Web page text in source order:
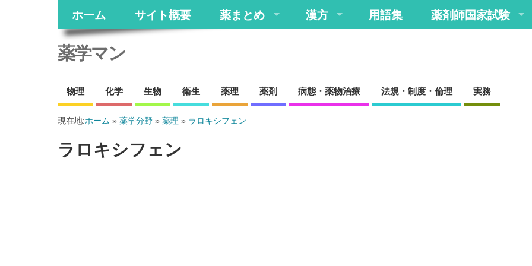
ホーム サイト概要 薬まとめ 漢方 用語集 薬剤師国家試験
薬学マン
物理 化学 生物 衛生 薬理 薬剤 病態・薬物治療 法規・制度・倫理 実務
現在地:ホーム » 薬学分野 » 薬理 » ラロキシフェン
ラロキシフェン